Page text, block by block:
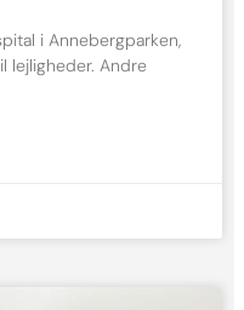
i Annebergparken,
lejligheder. Andre